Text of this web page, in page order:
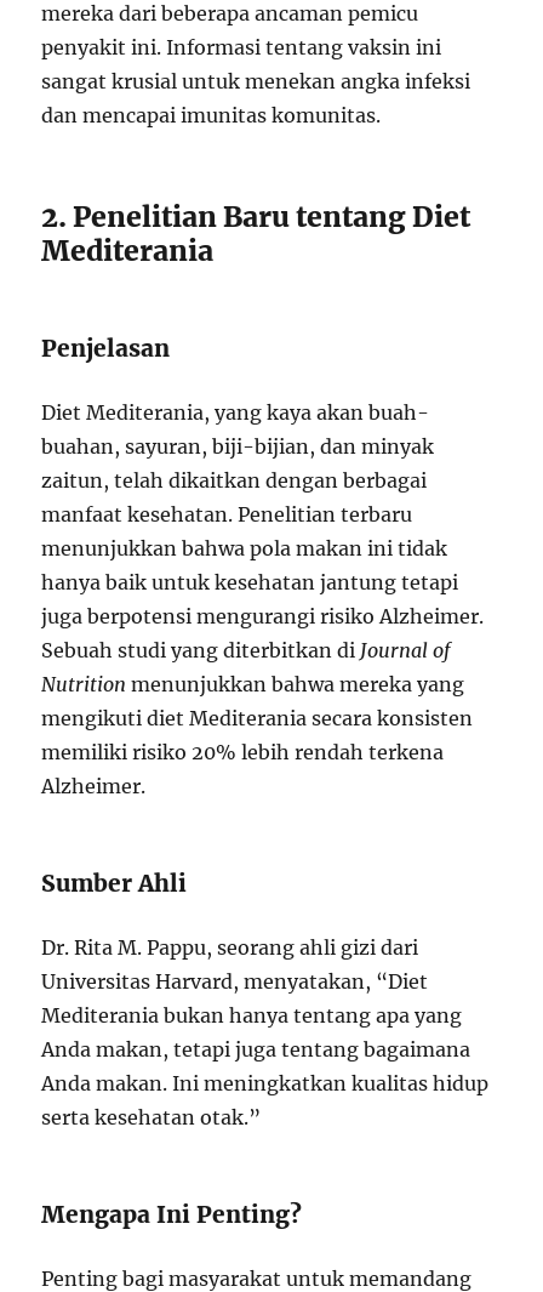
mereka dari beberapa ancaman pemicu
penyakit ini. Informasi tentang vaksin ini
sangat krusial untuk menekan angka infeksi
dan mencapai imunitas komunitas.
2. Penelitian Baru tentang Diet
Mediterania
Penjelasan
Diet Mediterania, yang kaya akan buah-
buahan, sayuran, biji-bijian, dan minyak
zaitun, telah dikaitkan dengan berbagai
manfaat kesehatan. Penelitian terbaru
menunjukkan bahwa pola makan ini tidak
hanya baik untuk kesehatan jantung tetapi
juga berpotensi mengurangi risiko Alzheimer.
Sebuah studi yang diterbitkan di Journal of
Nutrition menunjukkan bahwa mereka yang
mengikuti diet Mediterania secara konsisten
memiliki risiko 20% lebih rendah terkena
Alzheimer.
Sumber Ahli
Dr. Rita M. Pappu, seorang ahli gizi dari
Universitas Harvard, menyatakan, “Diet
Mediterania bukan hanya tentang apa yang
Anda makan, tetapi juga tentang bagaimana
Anda makan. Ini meningkatkan kualitas hidup
serta kesehatan otak.”
Mengapa Ini Penting?
Penting bagi masyarakat untuk memandang